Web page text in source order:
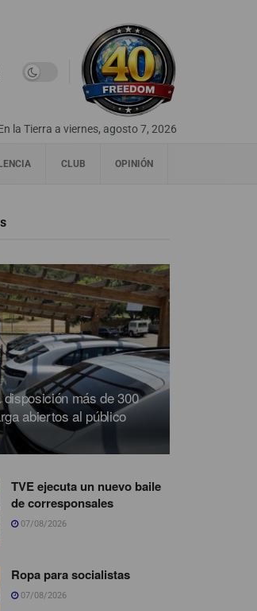
la Tierra a viernes, agosto 7, 2026
CLUB OPINIÓN
disposición más de 300
abiertos al público
TVE ejecuta un nuevo baile
de corresponsales
07/08/2026
Ropa para socialistas
07/08/2026